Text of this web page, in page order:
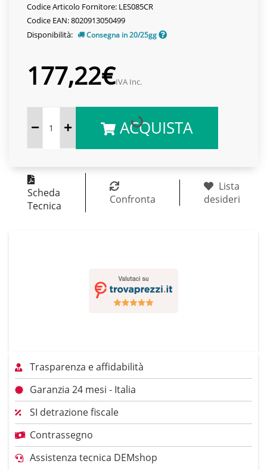
Codice Articolo Fornitore: LES085CR
Codice EAN: 8020913050499
Disponibilità:
Consegna in 20/25gg
177,22€IVA Inc.
ACQUISTA
Scheda
Tecnica
Confronta
Lista
desideri
Trasparenza e affidabilità
Garanzia 24 mesi - Italia
SI detrazione fiscale
Contrassegno
Assistenza tecnica DEMshop